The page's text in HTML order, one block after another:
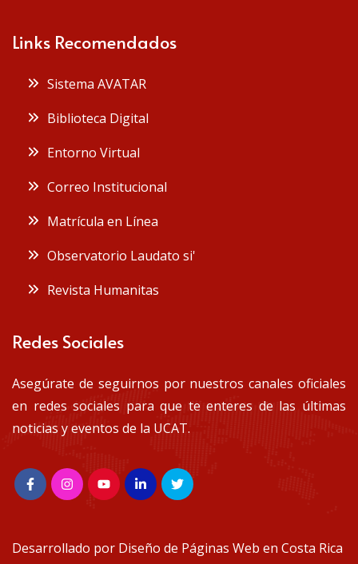
Links Recomendados
Sistema AVATAR
Biblioteca Digital
Entorno Virtual
Correo Institucional
Matrícula en Línea
Observatorio Laudato si'
Revista Humanitas
Redes Sociales
Asegúrate de seguirnos por nuestros canales oficiales
en redes sociales para que te enteres de las últimas
noticias y eventos de la UCAT.
Desarrollado por Diseño de Páginas Web en Costa Rica